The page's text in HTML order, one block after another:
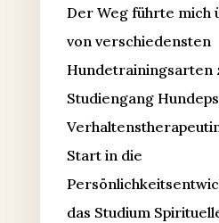
Der Weg führte mich
von verschiedensten
Hundetrainingsarten
Studiengang
Start in die
das Studium